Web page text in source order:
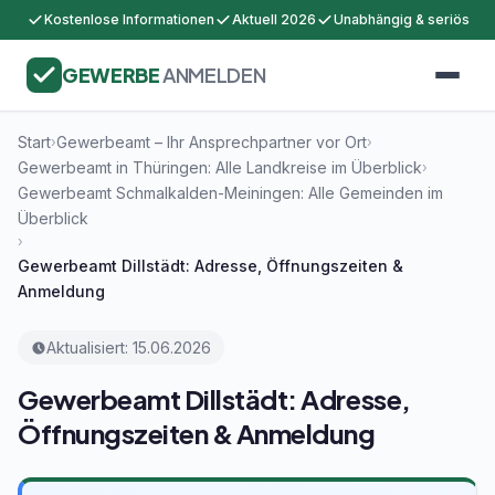
Kostenlose Informationen Aktuell 2026 Unabhängig & seriös
GEWERBEANMELDEN
Start›Gewerbeamt – Ihr Ansprechpartner vor Ort›
Gewerbeamt in Thüringen: Alle Landkreise im Überblick›
Gewerbeamt Schmalkalden-Meiningen: Alle Gemeinden im
Überblick
›
Gewerbeamt Dillstädt: Adresse, Öffnungszeiten &
Anmeldung
Aktualisiert: 15.06.2026
Gewerbeamt Dillstädt: Adresse,
Öffnungszeiten & Anmeldung